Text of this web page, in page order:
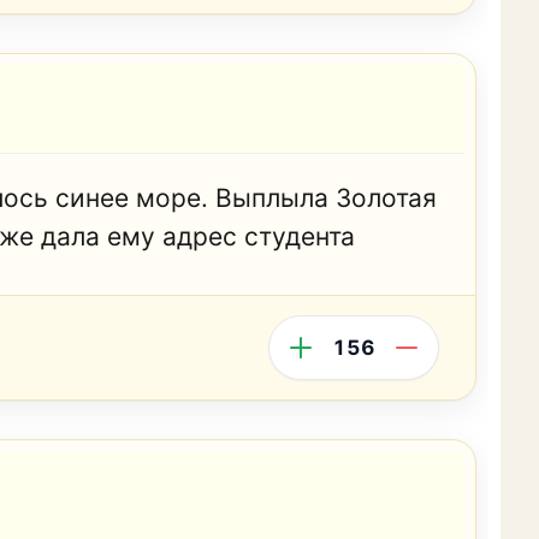
синее море. Выплыла Золотая
дала ему адрес студента
156